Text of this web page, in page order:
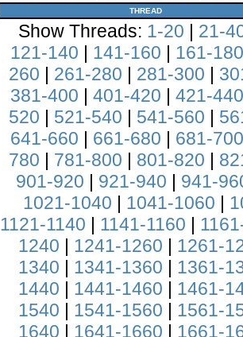
THREAD
Show Threads: 1-20 | 21-
121-140 | 141-160 | 161-180
260 | 261-280 | 281-300 |
381-400 | 401-420 | 421-440
520 | 521-540 | 541-560 |
641-660 | 661-680 | 681-700
780 | 781-800 | 801-820 |
901-920 | 921-940 | 941-
1021-1040 | 1041-1060 |
1121-1140 | 1141-1160 |
1240 | 1241-1260 | 1261-
1340 | 1341-1360 | 1361-
1440 | 1441-1460 | 1461-
1540 | 1541-1560 | 1561-
1640 | 1641-1660 | 1661-